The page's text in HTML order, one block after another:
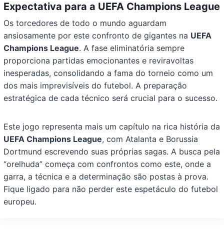
Expectativa para a UEFA Champions League
Os torcedores de todo o mundo aguardam
ansiosamente por este confronto de gigantes na UEFA
Champions League. A fase eliminatória sempre
proporciona partidas emocionantes e reviravoltas
inesperadas, consolidando a fama do torneio como um
dos mais imprevisíveis do futebol. A preparação
estratégica de cada técnico será crucial para o sucesso.
Este jogo representa mais um capítulo na rica história da
UEFA Champions League, com Atalanta e Borussia
Dortmund escrevendo suas próprias sagas. A busca pela
“orelhuda” começa com confrontos como este, onde a
garra, a técnica e a determinação são postas à prova.
Fique ligado para não perder este espetáculo do futebol
europeu.